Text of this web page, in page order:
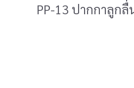
PP-13 ปากกาลูกลื่